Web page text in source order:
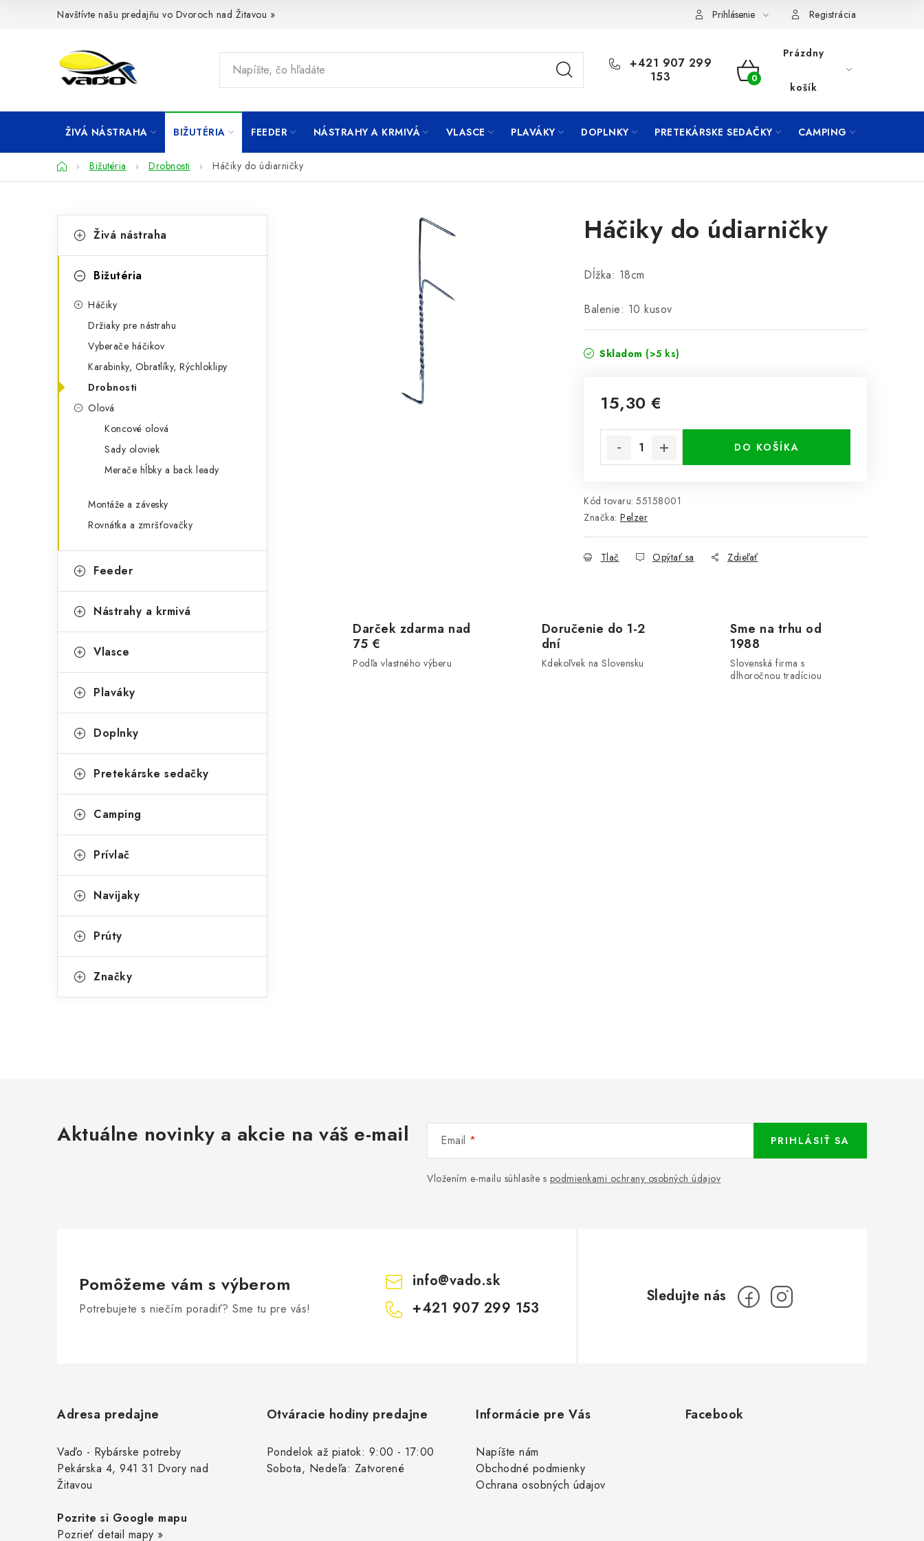
Navštívte našu predajňu vo Dvoroch nad Žitavou » Prihlásenie Registrácia
+421 907 299
153
NÁKUPNÝ
Prázdny
košík
ŽIVÁ NÁSTRAHA BIŽUTÉRIA FEEDER NÁSTRAHY A KRMIVÁ VLASCE PLAVÁKY DOPLNKY PRETEKÁRSKE SEDAČKY CAMPING
DomovBižutéria Drobnosti Háčiky do údiarničky
o
a
kategórie
a
i
Živá nástraha
Bižutéria
Háčiky
Držiaky pre nástrahu
Vyberače háčikov
Karabinky, Obratlíky, Rýchloklipy
Drobnosti
Olová
Koncové olová
Sady oloviek
Merače hĺbky a back leady
Montáže a závesky
Rovnátka a zmršťovačky
Feeder
Nástrahy a krmivá
Vlasce
Plaváky
Doplnky
Pretekárske sedačky
Camping
Prívlač
Navijaky
Prúty
Značky
Háčiky do údiarničky
Dĺžka: 18cm
Balenie: 10 kusov
Skladom (>5 ks)
15,30 €
DO KOŠÍKA
Kód tovaru: 55158001
Značka: Pelzer
Tlač Opýtať sa Zdieľať
Darček zdarma nad
75 €
Podľa vlastného výberu
Doručenie do 1-2
dní
Kdekoľvek na Slovensku
Sme na trhu od
1988
Slovenská firma s
dlhoročnou tradíciou
Aktuálne novinky a akcie na váš e-mail Email
Vložením e-mailu súhlasíte s podmienkami ochrany osobných údajov
PRIHLÁSIŤ SA
Pomôžeme vám s výberom
Potrebujete s niečím poradiť? Sme tu pre vás!
info@vado.sk
+421 907 299 153
Adresa predajne
Vaďo - Rybárske potreby
Pekárska 4, 941 31 Dvory nad
Žitavou
Pozrite si Google mapu
Pozrieť detail mapy »
Otváracie hodiny predajne
Pondelok až piatok: 9:00 - 17:00
Sobota, Nedeľa: Zatvorené
Informácie pre Vás
Napíšte nám
Obchodné podmienky
Ochrana osobných údajov
Facebook